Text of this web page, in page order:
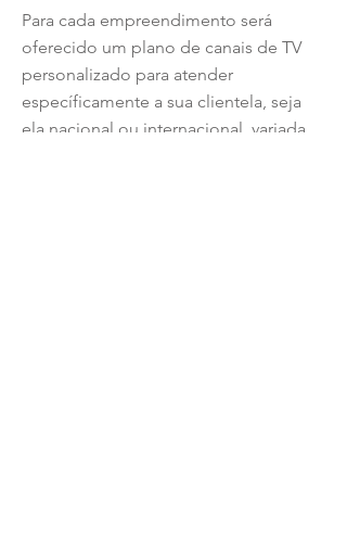
Para cada empreendimento será
oferecido um plano de canais de TV
personalizado para atender
específicamente a sua clientela, seja
ela nacional ou internacional, variada,